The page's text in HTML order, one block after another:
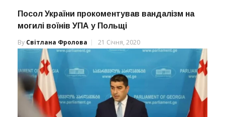
Посол України прокоментував вандалізм на
могилі воїнів УПА у Польщі
By Світлана Фролова 21 Січня, 2020